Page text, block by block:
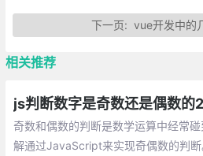
下一页: vue开发中的
相关推荐
js判断数字是奇数还是偶数的
奇数和偶数的判断是数学运算中经常
解通过JavaScript来实现奇偶数的判